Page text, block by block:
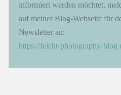
informiert werden möchtet,
auf meiner Blog-Webseite für
Newsletter an:
https://feicht-photography-